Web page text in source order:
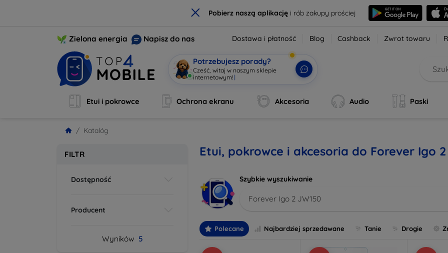
× Pobierz naszą aplikacjęi rób zakupy prościej
Zielona energia Napisz do nas Dostawa i płatność Blog Cashback Zwrot towaru
Potrzebujesz porady?
Cześć, witaj w naszym sklepie
internetowym! |
Etui i pokrowce Ochrona ekranu Akcesoria Audio Paski
Katalóg
FILTR
Dostępność
Producent
Wyników 5
Etui, pokrowce i akcesoria do Forever Igo 2
Szybkie wyszukiwanie
Forever Igo 2 JW150
Polecane Najbardziej sprzedawane Tanie Drogie